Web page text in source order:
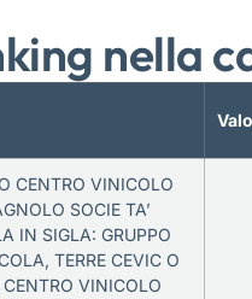
nella
CENTRO VINICOLO
SOCIE TA’
IN SIGLA: GRUPPO
TERRE CEVIC O
VINICOLO